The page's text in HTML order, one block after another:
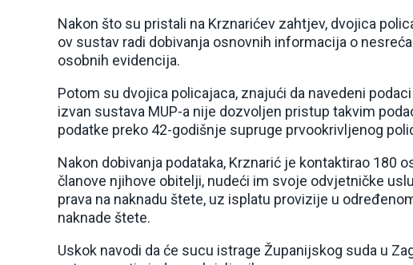
Nakon što su pristali na Krznarićev zahtjev, dvojica
ov sustav radi dobivanja osnovnih informacija o
osobnih evidencija.
Potom su dvojica policajaca, znajući da navedeni
izvan sustava MUP-a nije dozvoljen pristup takvim
podatke preko 42-godišnje supruge prvookrivljenog
Nakon dobivanja podataka, Krznarić je kontaktirao 180
članove njihove obitelji, nudeći im svoje odvjetničke
prava na naknadu štete, uz isplatu provizije u
naknade štete.
Uskok navodi da će sucu istrage Županijskog suda u